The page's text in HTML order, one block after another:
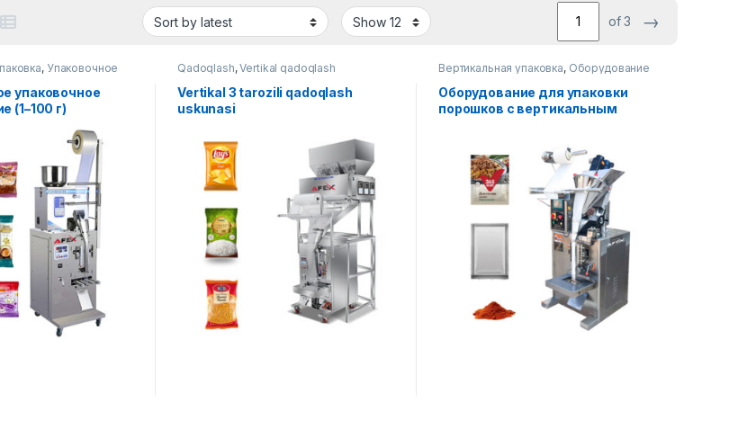
of 3 →
, Упаковочное
упаковочное
(1–100 г)
Qadoqlash,Vertikal qadoqlash
Vertikal 3 tarozili qadoqlash
uskunasi
Вертикальная упаковка, Оборудование
на складе
Упаковочное оборудование
Оборудование для упаковки
порошков с вертикальным